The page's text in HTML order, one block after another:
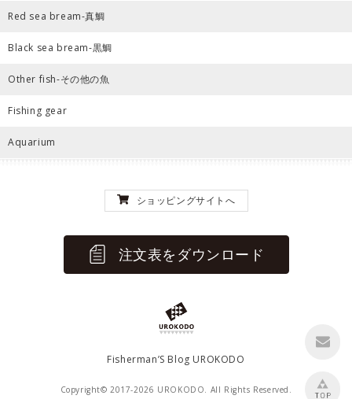
Red sea bream-真鯛
Black sea bream-黒鯛
Other fish-その他の魚
Fishing gear
Aquarium
ショッピングサイトへ
注文表をダウンロード
Fisherman’S Blog UROKODO
Copyright© 2017-2026 UROKODO. All Rights Reserved.